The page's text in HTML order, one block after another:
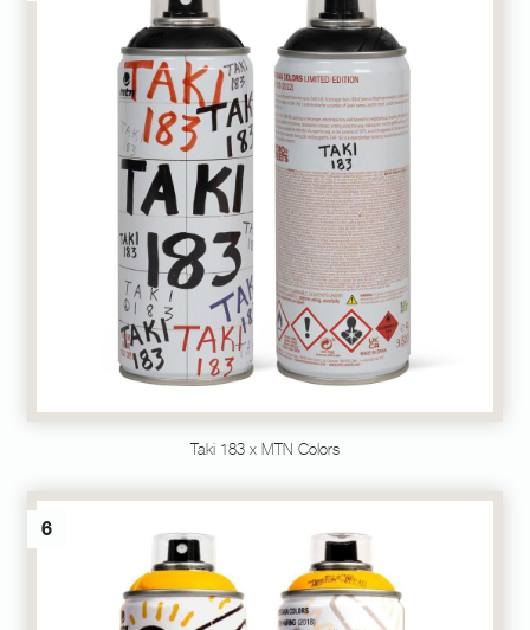
Taki 183 x MTN Colors
6